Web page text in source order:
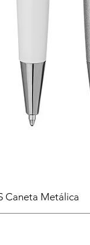
Caneta Metálica